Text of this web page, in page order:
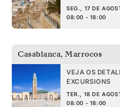
SEG., 17 DE
08:00 - 18:00
Casablanca, Marrocos
VEJA OS
EXCURSIONS
TER., 18 DE
08:00 - 18:00